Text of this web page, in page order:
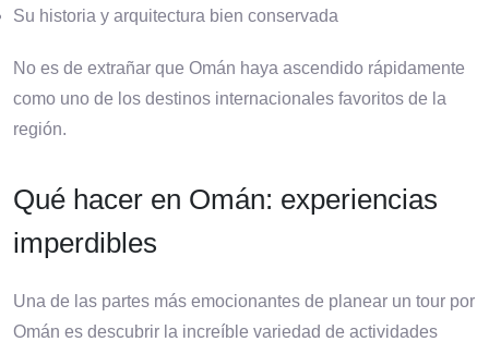
Su historia y arquitectura bien conservada
No es de extrañar que Omán haya ascendido rápidamente
como uno de los destinos internacionales favoritos de la
región.
Qué hacer en Omán: experiencias
imperdibles
Una de las partes más emocionantes de planear un tour por
Omán es descubrir la increíble variedad de actividades